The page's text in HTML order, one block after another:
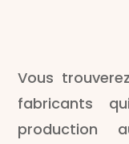
Vous
fabricants
production